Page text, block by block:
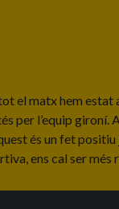
el matx hem
per l’equip
és un fet
ens cal ser